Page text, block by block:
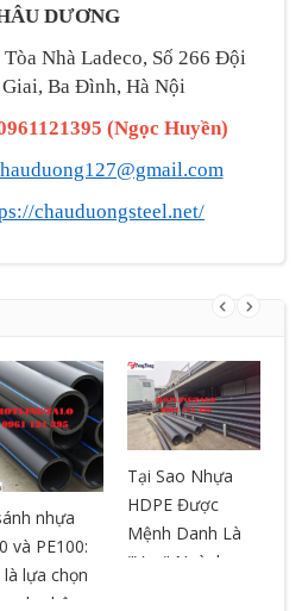
DƯƠNG
Nhà Ladeco, Số 266 Đội
Ba Đình, Hà Nội
(Ngọc Huyền)
chauduongsteel.net/
nhựa
và PE100:
lựa chọn
cho hệ
Tại Sao Nhựa
HDPE Được
Mệnh Danh Là
"Vua" Ngành